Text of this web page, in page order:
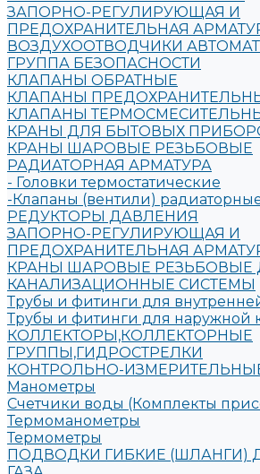
ЗАПОРНО-РЕГУЛИРУЮЩАЯ И
ПРЕДОХРАНИТЕЛЬНАЯ
ВОЗДУХООТВОДЧИКИ
ГРУППА БЕЗОПАСНОСТИ
КЛАПАНЫ ОБРАТНЫЕ
КЛАПАНЫ
КЛАПАНЫ
КРАНЫ ДЛЯ БЫТОВЫХ
КРАНЫ ШАРОВЫЕ РЕЗЬБОВЫЕ
РАДИАТОРНАЯ АРМАТУРА
- Головки термостатические
-Клапаны (вентили)
РЕДУКТОРЫ ДАВЛЕНИЯ
ЗАПОРНО-РЕГУЛИРУЮЩАЯ И
ПРЕДОХРАНИТЕЛЬНАЯ
КРАНЫ ШАРОВЫЕ РЕЗЬБОВЫЕ
КАНАЛИЗАЦИОННЫЕ СИСТЕМЫ
Трубы и фитинги для
Трубы и фитинги для наружной
КОЛЛЕКТОРЫ,КОЛЛЕКТОРНЫЕ
ГРУППЫ,ГИДРОСТРЕЛКИ
КОНТРОЛЬНО-
Манометры
Счетчики воды (Комплекты
Термоманометры
Термометры
ПОДВОДКИ ГИБКИЕ (ШЛАНГИ)